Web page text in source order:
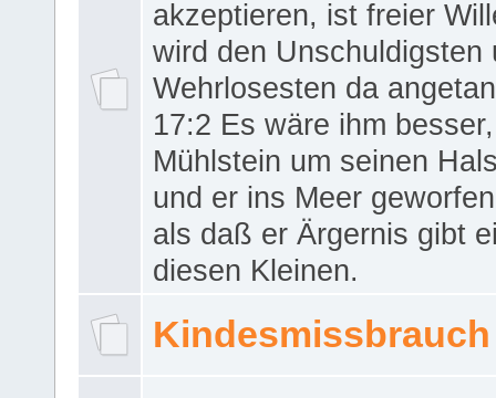
akzeptieren, ist freier
wird den Unschuldigsten
Wehrlosesten da
17:2 Es wäre ihm
Mühlstein um seinen
und er ins Meer
als daß er Ärgernis gibt
diesen Kleinen.
Kindesmissbrauch